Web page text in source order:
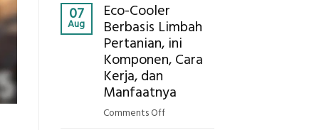
Sondir
Tanah
Mataram,
Digital
Eksplorasi
Pastikan
07
Aug
Eco-Cooler
Berbasis Limbah
Pertanian, ini
Komponen, Cara
Kerja, dan
Manfaatnya
Comments Offon